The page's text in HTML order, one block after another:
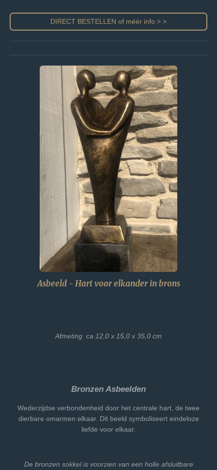
DIRECT BESTELLEN of méér info > >
Asbeeld - Hart voor elkander in brons
Afmeting ca 12,0 x 15,0 x 35,0 cm
Bronzen Asbeelden
Wederzijdse verbondenheid door het centrale hart, de twee
dierbare omarmen elkaar. Dit beeld symboliseert eindeloze
liefde voor elkaar.
De bronzen sokkel is voorzien van een holle afsluitbare